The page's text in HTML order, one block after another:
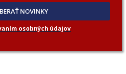
NOVINKY
osobných údajov